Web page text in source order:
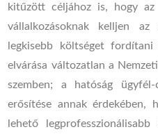
kitűzött céljához is, hogy
vállalkozásoknak kelljen
legkisebb költséget
elvárása változatlan a
szemben; a hatóság
erősítése annak érdekében,
lehető